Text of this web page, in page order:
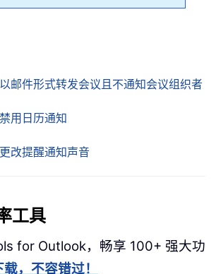
邮件形式转发会议且不通知会议组织者
用日历通知
改提醒通知声音
工具
for Outlook，畅享 100+ 强大功
，不容错过！